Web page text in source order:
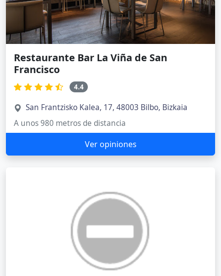
Restaurante Bar La Viña de San
Francisco
4.4
San Frantzisko Kalea, 17, 48003 Bilbo, Bizkaia
A unos 980 metros de distancia
Ver opiniones